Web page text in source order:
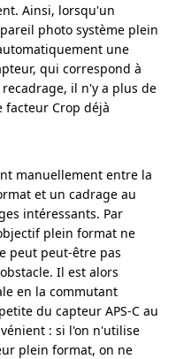
Ainsi, lorsqu'un
photo système plein
une
qui correspond à
recadrage, il n'y a plus de
facteur Crop déjà
manuellement entre la
et un cadrage au
intéressants. Par
plein format ne
peut peut-être pas
Il est alors
en la commutant
du capteur APS-C au
: si l'on n'utilise
plein format, on ne